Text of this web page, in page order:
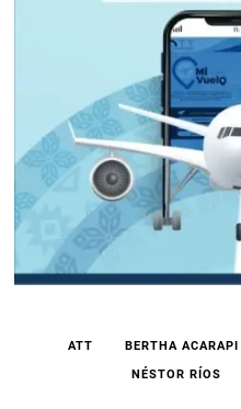
ATT BERTHA ACARAPI
NÉSTOR RÍOS